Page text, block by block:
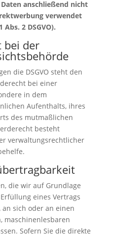
anschließend nicht
verwendet
2 DSGVO).
bei der
die DSGVO steht den
bei einer
in dem
Aufenthalts, ihres
des mutmaßlichen
besteht
verwaltungsrechtlicher
die wir auf Grundlage
eines Vertrags
sich oder an einen
maschinenlesbaren
Sofern Sie die direkte